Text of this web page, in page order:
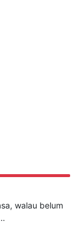
walau belum